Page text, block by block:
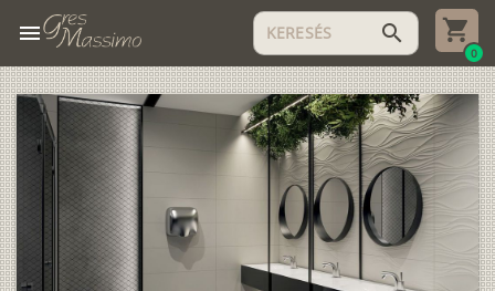
menu search
0